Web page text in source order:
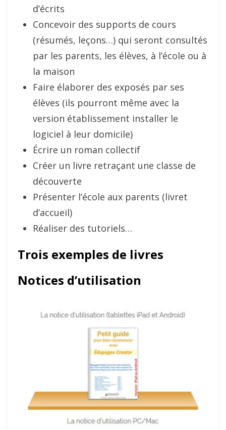
d’écrits
Concevoir des supports de cours
(résumés, leçons…) qui seront consultés
par les parents, les élèves, à l’école ou à
la maison
Faire élaborer des exposés par ses
élèves (ils pourront même avec la
version établissement installer le
logiciel à leur domicile)
Écrire un roman collectif
Créer un livre retraçant une classe de
découverte
Présenter l’école aux parents (livret
d’accueil)
Réaliser des tutoriels…
Trois exemples de livres
Notices d’utilisation